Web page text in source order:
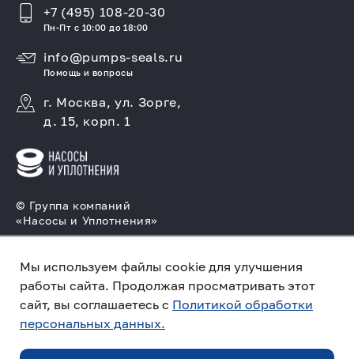
Мы используем файлы cookie для улучшения
работы сайта. Продолжая просматривать этот
сайт, вы соглашаетесь с Политикой обработки
персональных данных.
© Группа компаний
«Насосы и Уплотнения»
торцовых уплотнений
Политика конфиденциальности
Создано в компании
продвигать и продавать
+7 (495) 108-20-30
Пн-Пт с 10:00 до 18:00
info@pumps-seals.ru
Помощь и вопросы
г. Москва, ул. Зорге,
д. 15, корп. 1